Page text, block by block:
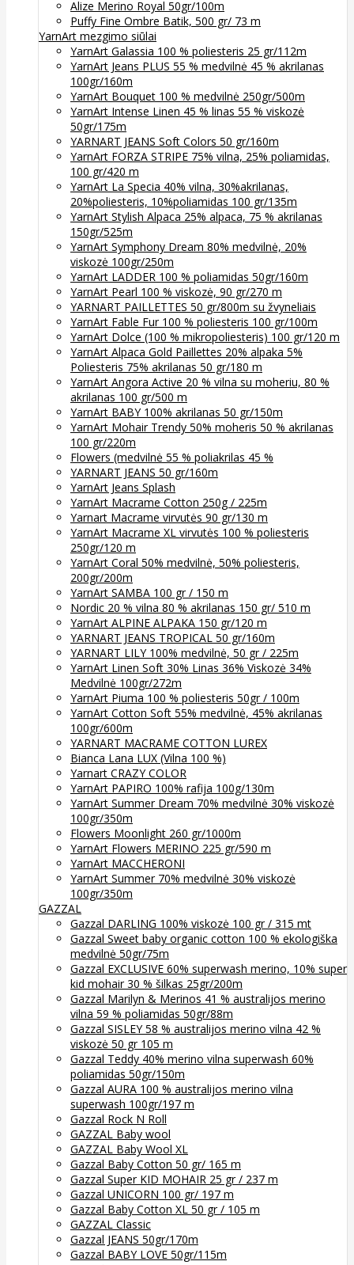
Alize Merino Royal 50gr/100m
Puffy Fine Ombre Batik, 500 gr/ 73 m
YarnArt mezgimo siūlai
YarnArt Galassia 100 % poliesteris 25 gr/112m
YarnArt Jeans PLUS 55 % medvilnė 45 % akrilanas
100gr/160m
YarnArt Bouquet 100 % medvilnė 250gr/500m
YarnArt Intense Linen 45 % linas 55 % viskozė
50gr/175m
YARNART JEANS Soft Colors 50 gr/160m
YarnArt FORZA STRIPE 75% vilna, 25% poliamidas,
100 gr/420 m
YarnArt La Specia 40% vilna, 30%akrilanas,
20%poliesteris, 10%poliamidas 100 gr/135m
YarnArt Stylish Alpaca 25% alpaca, 75 % akrilanas
150gr/525m
YarnArt Symphony Dream 80% medvilnė, 20%
viskozė 100gr/250m
YarnArt LADDER 100 % poliamidas 50gr/160m
YarnArt Pearl 100 % viskozė, 90 gr/270 m
YARNART PAILLETTES 50 gr/800m su žvyneliais
YarnArt Fable Fur 100 % poliesteris 100 gr/100m
YarnArt Dolce (100 % mikropoliesteris) 100 gr/120 m
YarnArt Alpaca Gold Paillettes 20% alpaka 5%
Poliesteris 75% akrilanas 50 gr/180 m
YarnArt Angora Active 20 % vilna su moheriu, 80 %
akrilanas 100 gr/500 m
YarnArt BABY 100% akrilanas 50 gr/150m
YarnArt Mohair Trendy 50% moheris 50 % akrilanas
100 gr/220m
Flowers (medvilnė 55 % poliakrilas 45 %
YARNART JEANS 50 gr/160m
YarnArt Jeans Splash
YarnArt Macrame Cotton 250g / 225m
Yarnart Macrame virvutės 90 gr/130 m
YarnArt Macrame XL virvutės 100 % poliesteris
250gr/120 m
YarnArt Coral 50% medvilnė, 50% poliesteris,
200gr/200m
YarnArt SAMBA 100 gr / 150 m
Nordic 20 % vilna 80 % akrilanas 150 gr/ 510 m
YarnArt ALPINE ALPAKA 150 gr/120 m
YARNART JEANS TROPICAL 50 gr/160m
YARNART LILY 100% medvilnė, 50 gr / 225m
YarnArt Linen Soft 30% Linas 36% Viskozė 34%
Medvilnė 100gr/272m
YarnArt Piuma 100 % poliesteris 50gr / 100m
YarnArt Cotton Soft 55% medvilnė, 45% akrilanas
100gr/600m
YARNART MACRAME COTTON LUREX
Bianca Lana LUX (Vilna 100 %)
Yarnart CRAZY COLOR
YarnArt PAPIRO 100% rafija 100g/130m
YarnArt Summer Dream 70% medvilnė 30% viskozė
100gr/350m
Flowers Moonlight 260 gr/1000m
YarnArt Flowers MERINO 225 gr/590 m
YarnArt MACCHERONI
YarnArt Summer 70% medvilnė 30% viskozė
100gr/350m
GAZZAL
Gazzal DARLING 100% viskozė 100 gr / 315 mt
Gazzal Sweet baby organic cotton 100 % ekologiška
medvilnė 50gr/75m
Gazzal EXCLUSIVE 60% superwash merino, 10% super
kid mohair 30 % šilkas 25gr/200m
Gazzal Marilyn & Merinos 41 % australijos merino
vilna 59 % poliamidas 50gr/88m
Gazzal SISLEY 58 % australijos merino vilna 42 %
viskozė 50 gr 105 m
Gazzal Teddy 40% merino vilna superwash 60%
poliamidas 50gr/150m
Gazzal AURA 100 % australijos merino vilna
superwash 100gr/197 m
Gazzal Rock N Roll
GAZZAL Baby wool
GAZZAL Baby Wool XL
Gazzal Baby Cotton 50 gr/ 165 m
Gazzal Super KID MOHAIR 25 gr / 237 m
Gazzal UNICORN 100 gr/ 197 m
Gazzal Baby Cotton XL 50 gr / 105 m
GAZZAL Classic
Gazzal JEANS 50gr/170m
Gazzal BABY LOVE 50gr/115m